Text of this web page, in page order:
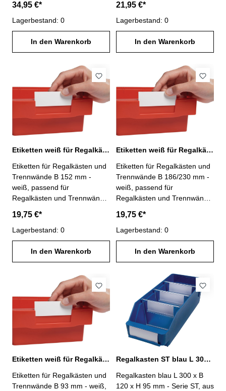
Herausrutschen des Kastens
aus dem Regal- VE = 25
Stück- Lieferung ohne
Regalkasten
34,95 €*
Lagerbestand: 0
In den Warenkorb
100 Stück
21,95 €*
Lagerbestand: 0
In den Warenkorb
Etiketten weiß für Regalkästen und Trennwände B 152 mm
Etiketten für Regalkästen und
Trennwände B 152 mm -
weiß, passend für
Regalkästen und Trennwände
Lieferung ohne Regalkasten
und Trennwände
19,75 €*
Lagerbestand: 0
In den Warenkorb
Etiketten weiß für Regalkästen und Trennwände B 186/230 mm
Etiketten für Regalkästen und
Trennwände B 186/230 mm -
weiß, passend für
Regalkästen und Trennwände
Stück- Lieferung ohne
Regalkasten und Trennwände
19,75 €*
Lagerbestand: 0
In den Warenkorb
Etiketten weiß für Regalkästen und Trennwände B 93 mm
Etiketten für Regalkästen und
Trennwände B 93 mm - weiß,
Regalkasten ST blau L 300 x B 120 x H 95 mm PP
Regalkasten blau L 300 x B
120 x H 95 mm - Serie ST, aus